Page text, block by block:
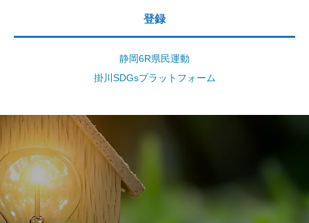
登録
静岡6R県民運動
掛川SDGsプラットフォーム